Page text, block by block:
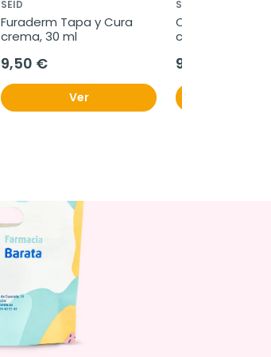
SEID
Furaderm Tapa y Cura
crema, 30 ml
9,50 €
Ver
SANTE VERTE
Oniria Plus, 30
comprimidos
9,99 €